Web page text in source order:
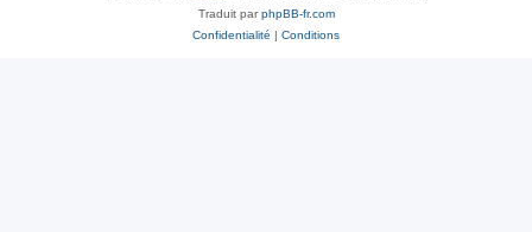
Traduit parphpBB-fr.com
Confidentialité | Conditions